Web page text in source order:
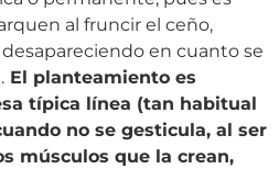
al fruncir el ceño,
en cuanto se
El planteamiento es
típica línea (tan habitual
no se gesticula, al ser
músculos que la crean,